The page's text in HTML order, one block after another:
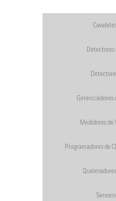
Detectores
Gerenciadores
Medidores de
Programadores de